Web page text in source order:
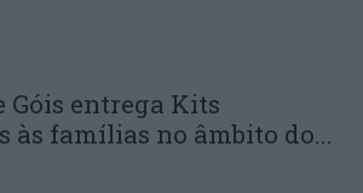
entrega Kits
às famílias no âmbito do...